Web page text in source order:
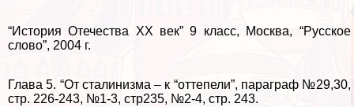
“История Отечества ХХ век” 9 класс, Москва, “Русское
слово”, 2004 г.
Глава 5. “От сталинизма – к “оттепели”, параграф №29,30,
стр. 226-243, №1-3, стр235, №2-4, стр. 243.